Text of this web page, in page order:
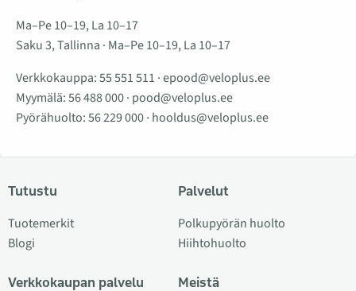
Ma–Pe 10–19, La 10–17
Saku 3, Tallinna · Ma–Pe 10–19, La 10–17
Verkkokauppa:55 551 511 ·epood@veloplus.ee
Myymälä:56 488 000· pood@veloplus.ee
Pyörähuolto:56 229 000· hooldus@veloplus.ee
Tutustu
Tuotemerkit
Blogi
Verkkokaupan palvelu
Palvelut
Polkupyörän huolto
Hiihtohuolto
Meistä